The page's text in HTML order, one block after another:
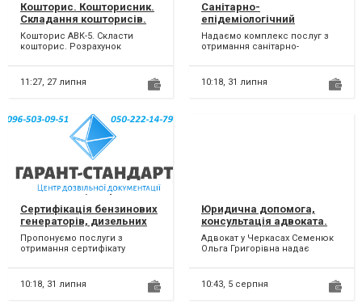
Кошторис. Кошторисник.
Складання кошторисів.
Кошториси
АВК.Розрахунок
кошторис. Скласти
кошторис.Складання
тендер Прозоро
Prozorro.Акти КБ-2В, КБ-3,
Кошторис АВК-5. Скласти
кошторис. Розрахунок
Складання
кошториса.Коштори...
11:27, 27 липня
Санітарно-
епідеміологічний
висновок України
Надаємо комплекс послуг з
отримання санітарно-
України (висновок СЕС, висн...
10:18, 31 липня
Сертифікація бензинових
генераторів, дизельних
генераторів,
акумуляторів, зарядних
Пропонуємо послуги з
отримання сертифікату
про відповідність на
бензинов...
10:18, 31 липня
Юридична допомога,
консультація адвоката.
Адвокат у Черкасах Семенюк
Ольга Григорівна надає
консультацію та супровід з...
10:43, 5 серпня